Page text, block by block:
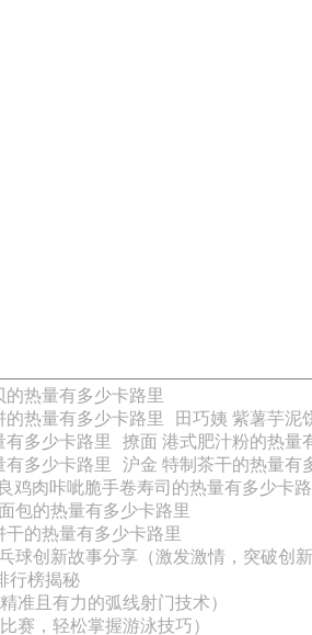
热量有多少卡路里
的热量有多少卡路里
田巧姨 紫薯芋泥
有多少卡路里
撩面 港式肥汁粉的热量
有多少卡路里
沪金 特制茶干的热量有
鸡肉咔呲脆手卷寿司的热量有多少卡
包的热量有多少卡路里
干的热量有多少卡路里
球创新故事分享（激发激情，突破创新
行榜揭秘
准且有力的弧线射门技术）
赛，轻松掌握游泳技巧）